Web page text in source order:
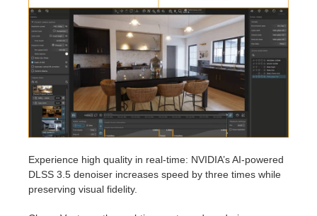
購入履歴
アカウント情報を編集
TeamManager
3D Artist of the Year
Corona
Redshift
Arnold
Mental Ray
Maxwell
Experience high quality in real-time: NVIDIA’s AI-powered
DLSS 3.5 denoiser increases speed by three times while
preserving visual fidelity.